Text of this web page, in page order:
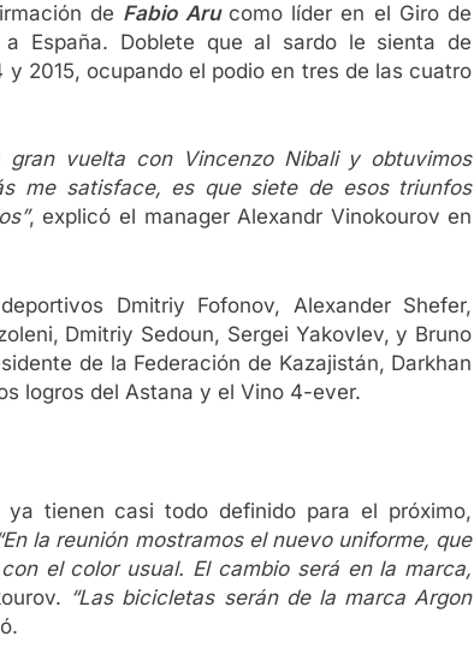
de Fabio Arucomo líder en el Giro de
España. Doblete que al sardo le sienta de
2015, ocupando el podio en tres de las cuatro
gran vuelta con Vincenzo Nibali y obtuvimos
me satisface, es que siete de esos triunfos
, explicó el manager Alexandr Vinokourov en
Dmitriy Fofonov, Alexander Shefer,
Dmitriy Sedoun, Sergei Yakovlev, y Bruno
de la Federación de Kazajistán, Darkhan
logros del Astana y el Vino 4-ever.
tienen casi todo definido para el próximo,
la reunión mostramos el nuevo uniforme, que
el color usual. El cambio será en la marca,
“Las bicicletas serán de la marca Argon